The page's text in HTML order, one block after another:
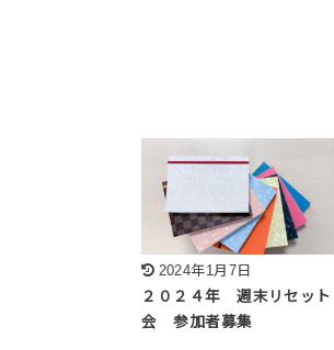
2024年1月7日
２０２４年 週末リセット
会 参加者募集